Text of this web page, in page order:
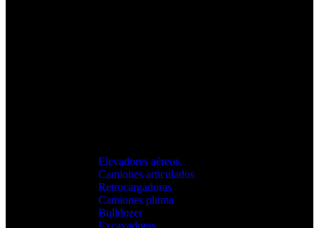
Elevadores aéreos.
Camiones articulados
Retrocargadoras
Camiones pluma
Bulldozer